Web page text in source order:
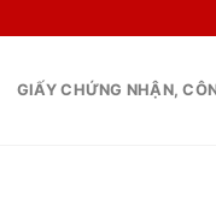
GIẤY CHỨNG NHẬN,